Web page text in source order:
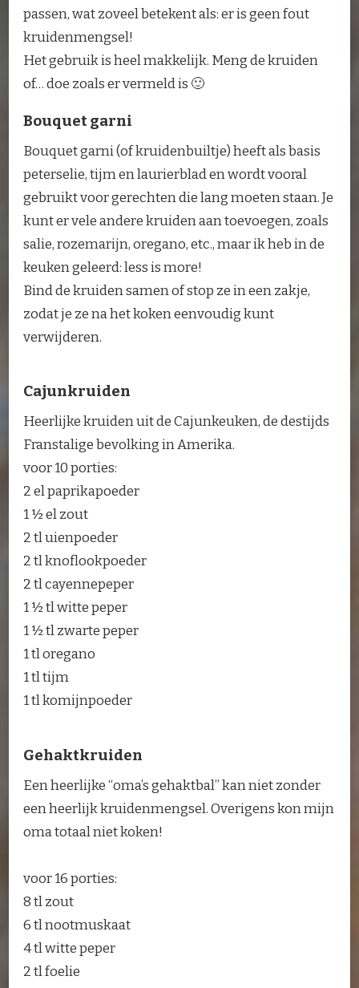
passen, wat zoveel betekent als: er is geen fout
kruidenmengsel!
Het gebruik is heel makkelijk. Meng de kruiden
of… doe zoals er vermeld is 🙂
Bouquet garni
Bouquet garni (of kruidenbuiltje) heeft als basis
peterselie, tijm en laurierblad en wordt vooral
gebruikt voor gerechten die lang moeten staan. Je
kunt er vele andere kruiden aan toevoegen, zoals
salie, rozemarijn, oregano, etc., maar ik heb in de
keuken geleerd: less is more!
Bind de kruiden samen of stop ze in een zakje,
zodat je ze na het koken eenvoudig kunt
verwijderen.
Cajunkruiden
Heerlijke kruiden uit de Cajunkeuken, de destijds
Franstalige bevolking in Amerika.
voor 10 porties:
2 el paprikapoeder
1 ½ el zout
2 tl uienpoeder
2 tl knoflookpoeder
2 tl cayennepeper
1 ½ tl witte peper
1 ½ tl zwarte peper
1 tl oregano
1 tl tijm
1 tl komijnpoeder
Gehaktkruiden
Een heerlijke “oma’s gehaktbal” kan niet zonder
een heerlijk kruidenmengsel. Overigens kon mijn
oma totaal niet koken!
voor 16 porties:
8 tl zout
6 tl nootmuskaat
4 tl witte peper
2 tl foelie